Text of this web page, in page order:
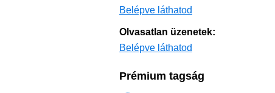
Belépve láthatod
Olvasatlan üzenetek:
Belépve láthatod
Prémium tagság